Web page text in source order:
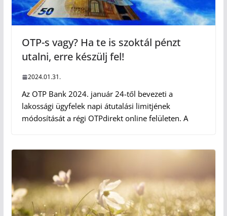
OTP-s vagy? Ha te is szoktál pénzt
utalni, erre készülj fel!
2024.01.31.
Az OTP Bank 2024. január 24-től bevezeti a
lakossági ügyfelek napi átutalási limitjének
módosítását a régi OTPdirekt online felületen. A